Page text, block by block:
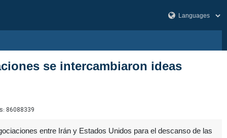
se intercambiaron ideas
86088339
entre Irán y Estados Unidos para el descanso de las